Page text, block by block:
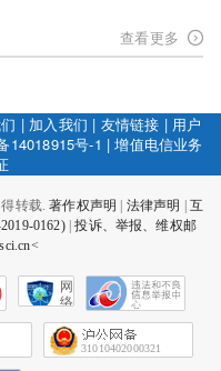
查看更多
| 加入我们 | 友情链接 | 用户
14018915号-1 |增值电信业务
得转载.著作权声明 | 法律声明 | 互
0162)|投诉、举报、维权邮
网
络
会
征
31010402000321